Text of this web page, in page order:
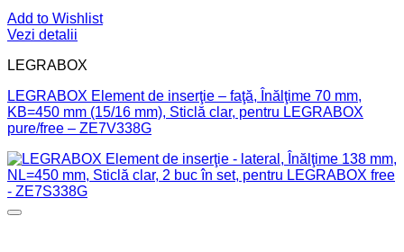
Add to Wishlist
Vezi detalii
LEGRABOX
LEGRABOX Element de inserţie – faţă, Înălţime 70 mm,
KB=450 mm (15/16 mm), Sticlă clar, pentru LEGRABOX
pure/free – ZE7V338G